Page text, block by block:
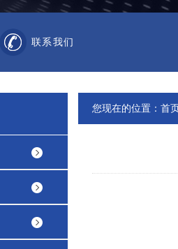
联系我们
您现在的位置： 首